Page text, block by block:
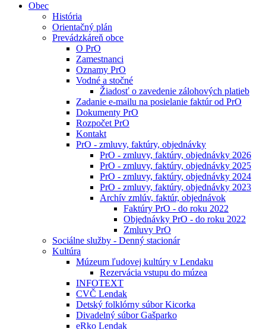
Obec
História
Orientačný plán
Prevádzkáreň obce
O PrO
Zamestnanci
Oznamy PrO
Vodné a stočné
Žiadosť o zavedenie zálohových platieb
Zadanie e-mailu na posielanie faktúr od PrO
Dokumenty PrO
Rozpočet PrO
Kontakt
PrO - zmluvy, faktúry, objednávky
PrO - zmluvy, faktúry, objednávky 2026
PrO - zmluvy, faktúry, objednávky 2025
PrO - zmluvy, faktúry, objednávky 2024
PrO - zmluvy, faktúry, objednávky 2023
Archív zmlúv, faktúr, objednávok
Faktúry PrO - do roku 2022
Objednávky PrO - do roku 2022
Zmluvy PrO
Sociálne služby - Denný stacionár
Kultúra
Múzeum ľudovej kultúry v Lendaku
Rezervácia vstupu do múzea
INFOTEXT
CVČ Lendak
Detský folklórny súbor Kicorka
Divadelný súbor Gašparko
eRko Lendak